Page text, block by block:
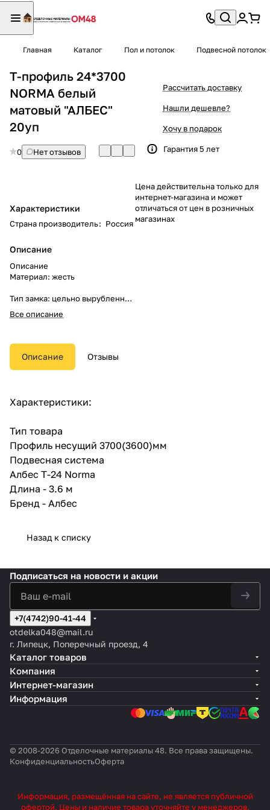
Главная Каталог Пол и потолок Подвесной потолок
Т-профиль 24*3700
NORMA белый
матовый "АЛБЕС"
20уп
0 Нет отзывов
Характеристики
Страна производитель: Россия
Описание
Описание
Материал: жесть
Тип замка: цельно вырубленный
Тип соединения поперечных
несущей направляющей:
внахлест
Т-24 «Norma»предназначена
для монтажа готовых
модульных элементов с
распределенной нагрузкой не
более 7,5 кг/кв.м потолка. Т-24
монтажа кассетных потолков с
кромками «TEGULAR» или
вытяжной сетки, минерального
ВНИМАНИЕ! Новая система
Т-24 «Norma» имеет замок,
отличный от замка,
использовавшегося ранее на
профиле«Universal» и «Албес».
Изменение геометрии
стыковочного отверстия и
замковых соединений в новой
системе Т-24«Norma»
позволило увеличить жесткость
данного профиля и повысить
его несущую способность.
Все описание
Рассчитать доставку
Нашли дешевле?
Хочу в подарок
Гарантия 5 лет
Цена действительна только для
интернет-магазина и может
отличаться от цен в розничных
магазинах
Описание Отзывы
Характеристики:
Тип товара
Профиль несущий 3700(3600)мм
Подвесная система
Албес T-24 Norma
Длина - 3.6 м
Бренд - Албес
Назад к списку
Подписаться на новости и акции
+7(4742)90-41-44
otdelka048@mail.ru
г. Липецк, Поперечный проезд, 4
Каталог товаров
Компания
Интернет-магазин
Информация
© 2008-2026 Отделочные материалы 48. Все права защищены.
КонфиденциальностьОферта
Информация, размещённая на сайте, не является публичной
офертой. Цены и наличие товара уточняйте у менеджеров.